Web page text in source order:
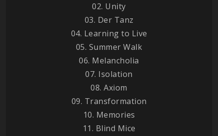
02. Unity
03. Der Tanz
04. Learning to Live
05. Summer Walk
06. Melancholia
07. Isolation
08. Axiom
09. Transformation
10. Memories
11. Blind Mice